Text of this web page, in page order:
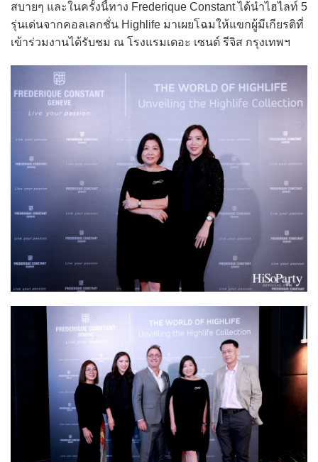
สบายๆ และในครั้งนี้ทาง Frederique Constant ได้นำไฮไลท์ 5
รุ่นเด่นจากคอลเลกชั่น Highlife มาเผยโฉมให้แขกผู้มีเกียรติที่
เข้าร่วมงานได้รับชม ณ โรงแรมเดอะ เซนต์ รีจิส กรุงเทพฯ